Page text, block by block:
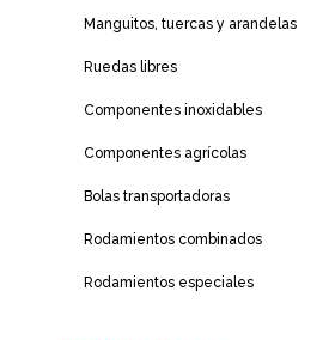
Manguitos, tuercas y arandelas
Ruedas libres
Componentes inoxidables
Componentes agrícolas
Bolas transportadoras
Rodamientos combinados
Rodamientos especiales